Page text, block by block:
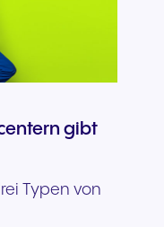
gibt
Typen von